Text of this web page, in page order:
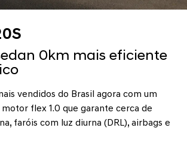
0km mais eficiente
vendidos do Brasil agora com um
flex 1.0 que garante cerca de
faróis com luz diurna (DRL), airbags e